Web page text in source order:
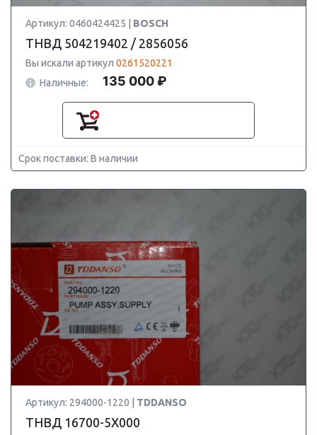
Артикул: 0460424425 | BOSCH
ТНВД 504219402 / 2856056
Вы искали артикул 0261520221
Наличные:
135 000 ₽
Срок поставки: В наличии
Артикул: 294000-1220 | TDDANSO
ТНВД 16700-5X000